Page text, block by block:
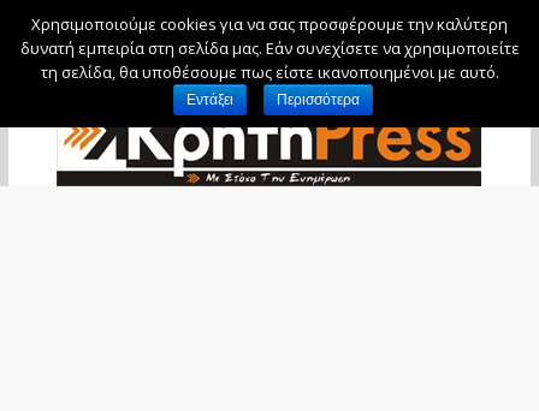
Κυριακή, 9 Αυγούστου, 2026
Χρησιμοποιούμε cookies για να σας προσφέρουμε την καλύτερη
δυνατή εμπειρία στη σελίδα μας. Εάν συνεχίσετε να χρησιμοποιείτε
τη σελίδα, θα υποθέσουμε πως είστε ικανοποιημένοι με αυτό.
Εντάξει Περισσότερα